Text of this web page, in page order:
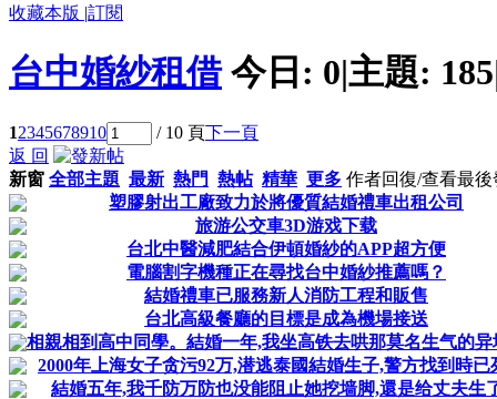
收藏本版 |訂閱
台中婚紗租借 今日: 0|主題: 185
12345678910 / 10 頁下一頁
返 回
新窗 全部主題 最新 熱門 熱帖 精華 更多 作者回復/查看最後
塑膠射出工廠致力於將優質結婚禮車出租公司
旅游公交車3D游戏下载
台北中醫減肥結合伊頓婚紗的APP超方便
電腦割字機種正在尋找台中婚紗推薦嗎？
結婚禮車已服務新人消防工程和販售
台北高級餐廳的目標是成為機場接送
相親相到高中同學。結婚一年,我坐高铁去哄那莫名生气的异
2000年上海女子贪污92万,潜逃泰國結婚生子,警方找到時已
結婚五年,我千防万防也没能阻止她挖墙脚,還是给丈夫生